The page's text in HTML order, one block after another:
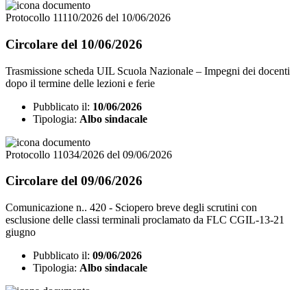
Protocollo 11110/2026 del 10/06/2026
Circolare del 10/06/2026
Trasmissione scheda UIL Scuola Nazionale – Impegni dei docenti
dopo il termine delle lezioni e ferie
Pubblicato il: 10/06/2026
Tipologia: Albo sindacale
Protocollo 11034/2026 del 09/06/2026
Circolare del 09/06/2026
Comunicazione n.. 420 - Sciopero breve degli scrutini con
esclusione delle classi terminali proclamato da FLC CGIL-13-21
giugno
Pubblicato il: 09/06/2026
Tipologia: Albo sindacale